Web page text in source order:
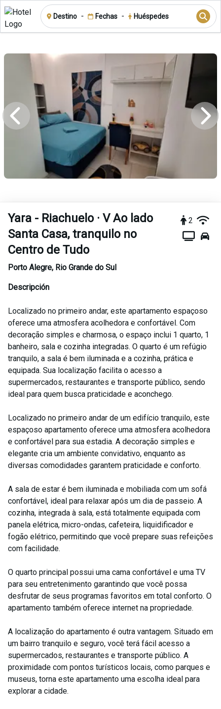
Destino - Fechas - Huéspedes
Yara - Riachuelo · V Ao lado
Santa Casa, tranquilo no
Centro de Tudo
2
Porto Alegre, Rio Grande do Sul
Descripción
Localizado no primeiro andar, este apartamento espaçoso
oferece uma atmosfera acolhedora e confortável. Com
decoração simples e charmosa, o espaço inclui 1 quarto, 1
banheiro, sala e cozinha integradas. O quarto é um refúgio
tranquilo, a sala é bem iluminada e a cozinha, prática e
equipada. Sua localização facilita o acesso a
supermercados, restaurantes e transporte público, sendo
ideal para quem busca praticidade e aconchego.
Localizado no primeiro andar de um edifício tranquilo, este
espaçoso apartamento oferece uma atmosfera acolhedora
e confortável para sua estadia. A decoração simples e
elegante cria um ambiente convidativo, enquanto as
diversas comodidades garantem praticidade e conforto.
A sala de estar é bem iluminada e mobiliada com um sofá
confortável, ideal para relaxar após um dia de passeio. A
cozinha, integrada à sala, está totalmente equipada com
panela elétrica, micro-ondas, cafeteira, liquidificador e
fogão elétrico, permitindo que você prepare suas refeições
com facilidade.
O quarto principal possui uma cama confortável e uma TV
para seu entretenimento garantindo que você possa
desfrutar de seus programas favoritos em total conforto. O
apartamento também oferece internet na propriedade.
A localização do apartamento é outra vantagem. Situado em
um bairro tranquilo e seguro, você terá fácil acesso a
supermercados, restaurantes e transporte público. A
proximidade com pontos turísticos locais, como parques e
museus, torna este apartamento uma escolha ideal para
explorar a cidade.